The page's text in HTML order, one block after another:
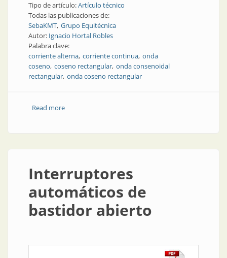
Tipo de artículo:Artículo técnico
Todas las publicaciones de:
SebaKMT Grupo Equitécnica
Autor: Ignacio Hortal Robles
Palabra clave:
corriente alterna corriente continua onda
coseno coseno rectangular onda consenoidal
rectangular onda coseno rectangular
Read moreabout Nota técnica | Onda coseno rectangular
Interruptores
automáticos de
bastidor abierto